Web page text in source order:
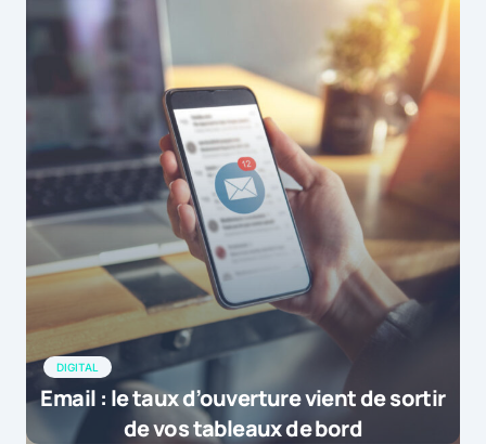
DIGITAL
Email : le taux d’ouverture vient de sortir
de vos tableaux de bord